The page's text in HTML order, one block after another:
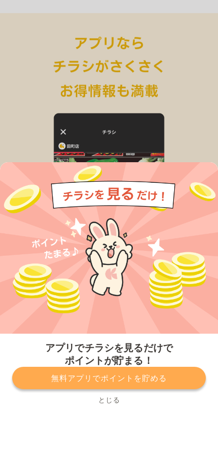
アプリでチラシを見るだけで
ポイントが貯まる！
無料アプリでポイントを貯める
とじる
プライバシーポリシー 利用規約
運営会社
サービスに関してのお問い合わせ